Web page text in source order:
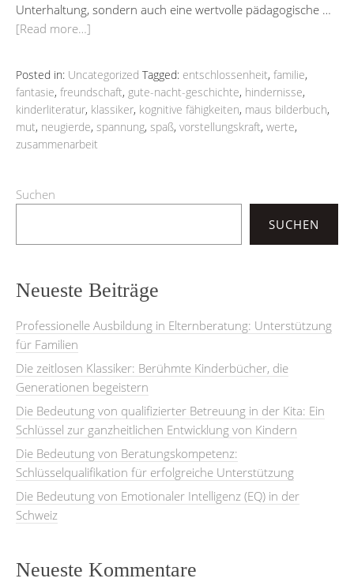
Unterhaltung, sondern auch eine wertvolle pädagogische …
[Read more…]
Posted in: Uncategorized Tagged: entschlossenheit, familie,
fantasie, freundschaft, gute-nacht-geschichte, hindernisse,
kinderliteratur, klassiker, kognitive fähigkeiten, maus bilderbuch,
mut, neugierde, spannung, spaß, vorstellungskraft, werte,
zusammenarbeit
Suchen
SUCHEN
Neueste Beiträge
Professionelle Ausbildung in Elternberatung: Unterstützung
für Familien
Die zeitlosen Klassiker: Berühmte Kinderbücher, die
Generationen begeistern
Die Bedeutung von qualifizierter Betreuung in der Kita: Ein
Schlüssel zur ganzheitlichen Entwicklung von Kindern
Die Bedeutung von Beratungskompetenz:
Schlüsselqualifikation für erfolgreiche Unterstützung
Die Bedeutung von Emotionaler Intelligenz (EQ) in der
Schweiz
Neueste Kommentare